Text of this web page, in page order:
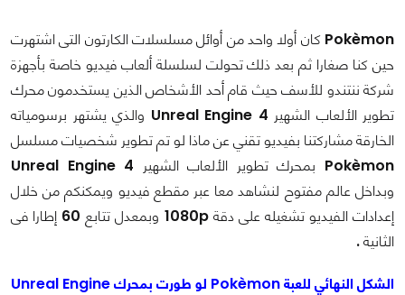
Pokèmon كان أولا واحد من أوائل مسلسلات الكارتون التى اشتهرت
حين كنا صغارا ثم بعد ذلك تحولت لسلسلة ألعاب فيديو خاصة بأجهزة
شركة ننتندو للأسف حيث قام أحد الأشخاص الذين يستخدمون محرك
تطوير الألعاب الشهير Unreal Engine 4 والذي يشتهر برسومياته
الخارقة مشاركتنا بفيديو تقني عن ماذا لو تم تطوير شخصيات مسلسل
Pokèmon بمحرك تطوير الألعاب الشهير
وبداخل عالم مفتوح لنشاهد معا عبر مقطع فيديو ويمكنكم من خلال
إعدادات الفيديو تشغيله على دقة1080p وبمعدل تتابع 60 إطارا فى
الثانية.
الشكل النهائي للعبة Pokèmon لو طورت بمحرك Unreal Engine